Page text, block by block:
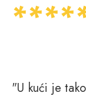
"U kući je